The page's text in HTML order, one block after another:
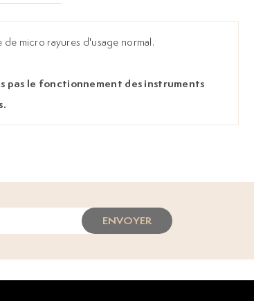
micro rayures d'usage normal.
pas le fonctionnement des instruments
ENVOYER